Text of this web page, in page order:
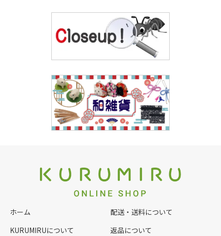
ホーム
KURUMIRUについて
配送・送料について
返品について